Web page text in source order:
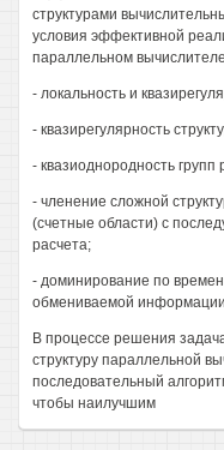
структурами
условия эффективной
параллельном
- локальность и
- квазирегулярность
- квазиоднородность
- членение сложной
(счетные области) с
расчета;
- доминирование по
обмениваемой
В процессе решения
структуру параллельной
последовательный
чтобы наилучшим